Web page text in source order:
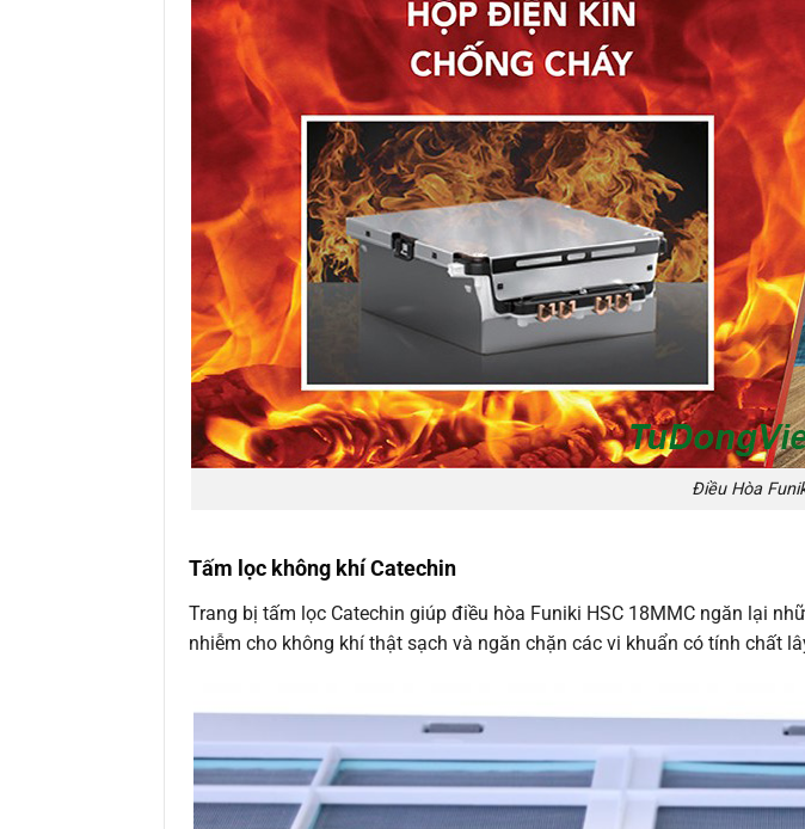
Điều Hòa
Tấm lọc không khí Catechin
Trang bị tấm lọc Catechin giúp điều hòa Funiki HSC 18MMC ngăn lại
nhiễm cho không khí thật sạch và ngăn chặn các vi khuẩn có tính chất